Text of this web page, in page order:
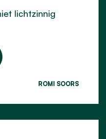
lichtzinnig
ROMI SOORS